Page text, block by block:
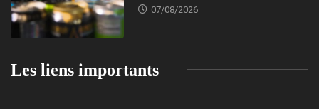
07/08/2026
Les liens importants